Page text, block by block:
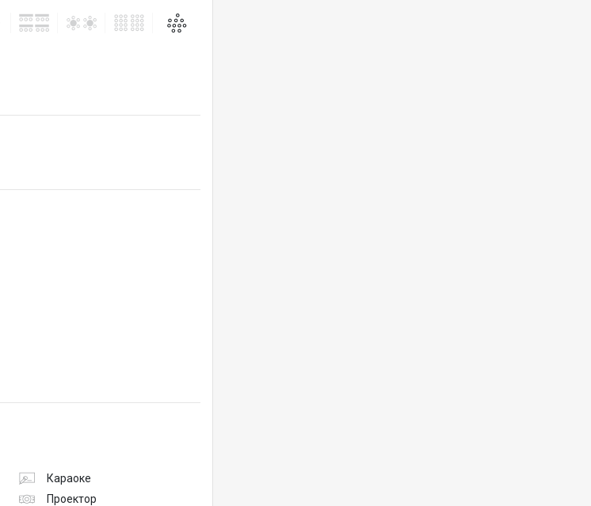
Караоке
Проектор